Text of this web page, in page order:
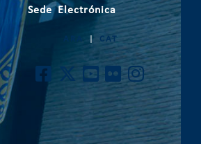
Sede Electrónica
ARA | CAT